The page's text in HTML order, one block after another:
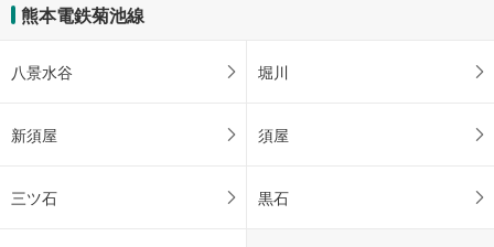
熊本電鉄菊池線
八景水谷 堀川
新須屋 須屋
三ツ石 黒石